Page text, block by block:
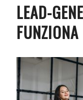
LEAD-
FUNZIONA